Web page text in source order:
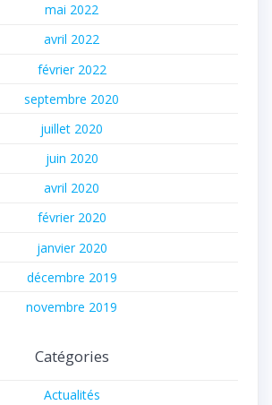
mai 2022
avril 2022
février 2022
septembre 2020
juillet 2020
juin 2020
avril 2020
février 2020
janvier 2020
décembre 2019
novembre 2019
Catégories
Actualités